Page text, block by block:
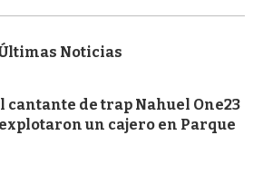
Noticias
de trap Nahuel One23
un cajero en Parque